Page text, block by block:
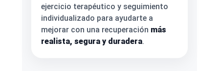
ejercicio terapéutico y seguimiento
individualizado para ayudarte a
mejorar con una recuperación más
realista, segura y duradera.